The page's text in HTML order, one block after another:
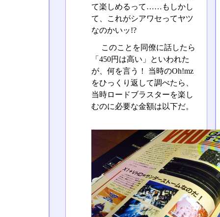
て楽しめるって……もしかし
て、これがシアワセってヤツ
なのかいッ!?
このことを同僚に話したら
「450円は高い」といわれた
が、何を言う！ 当時のOh!mz
をひっくり返して調べたら、
当時ロードブラスターを楽し
むのに必要な金額は以下だ。